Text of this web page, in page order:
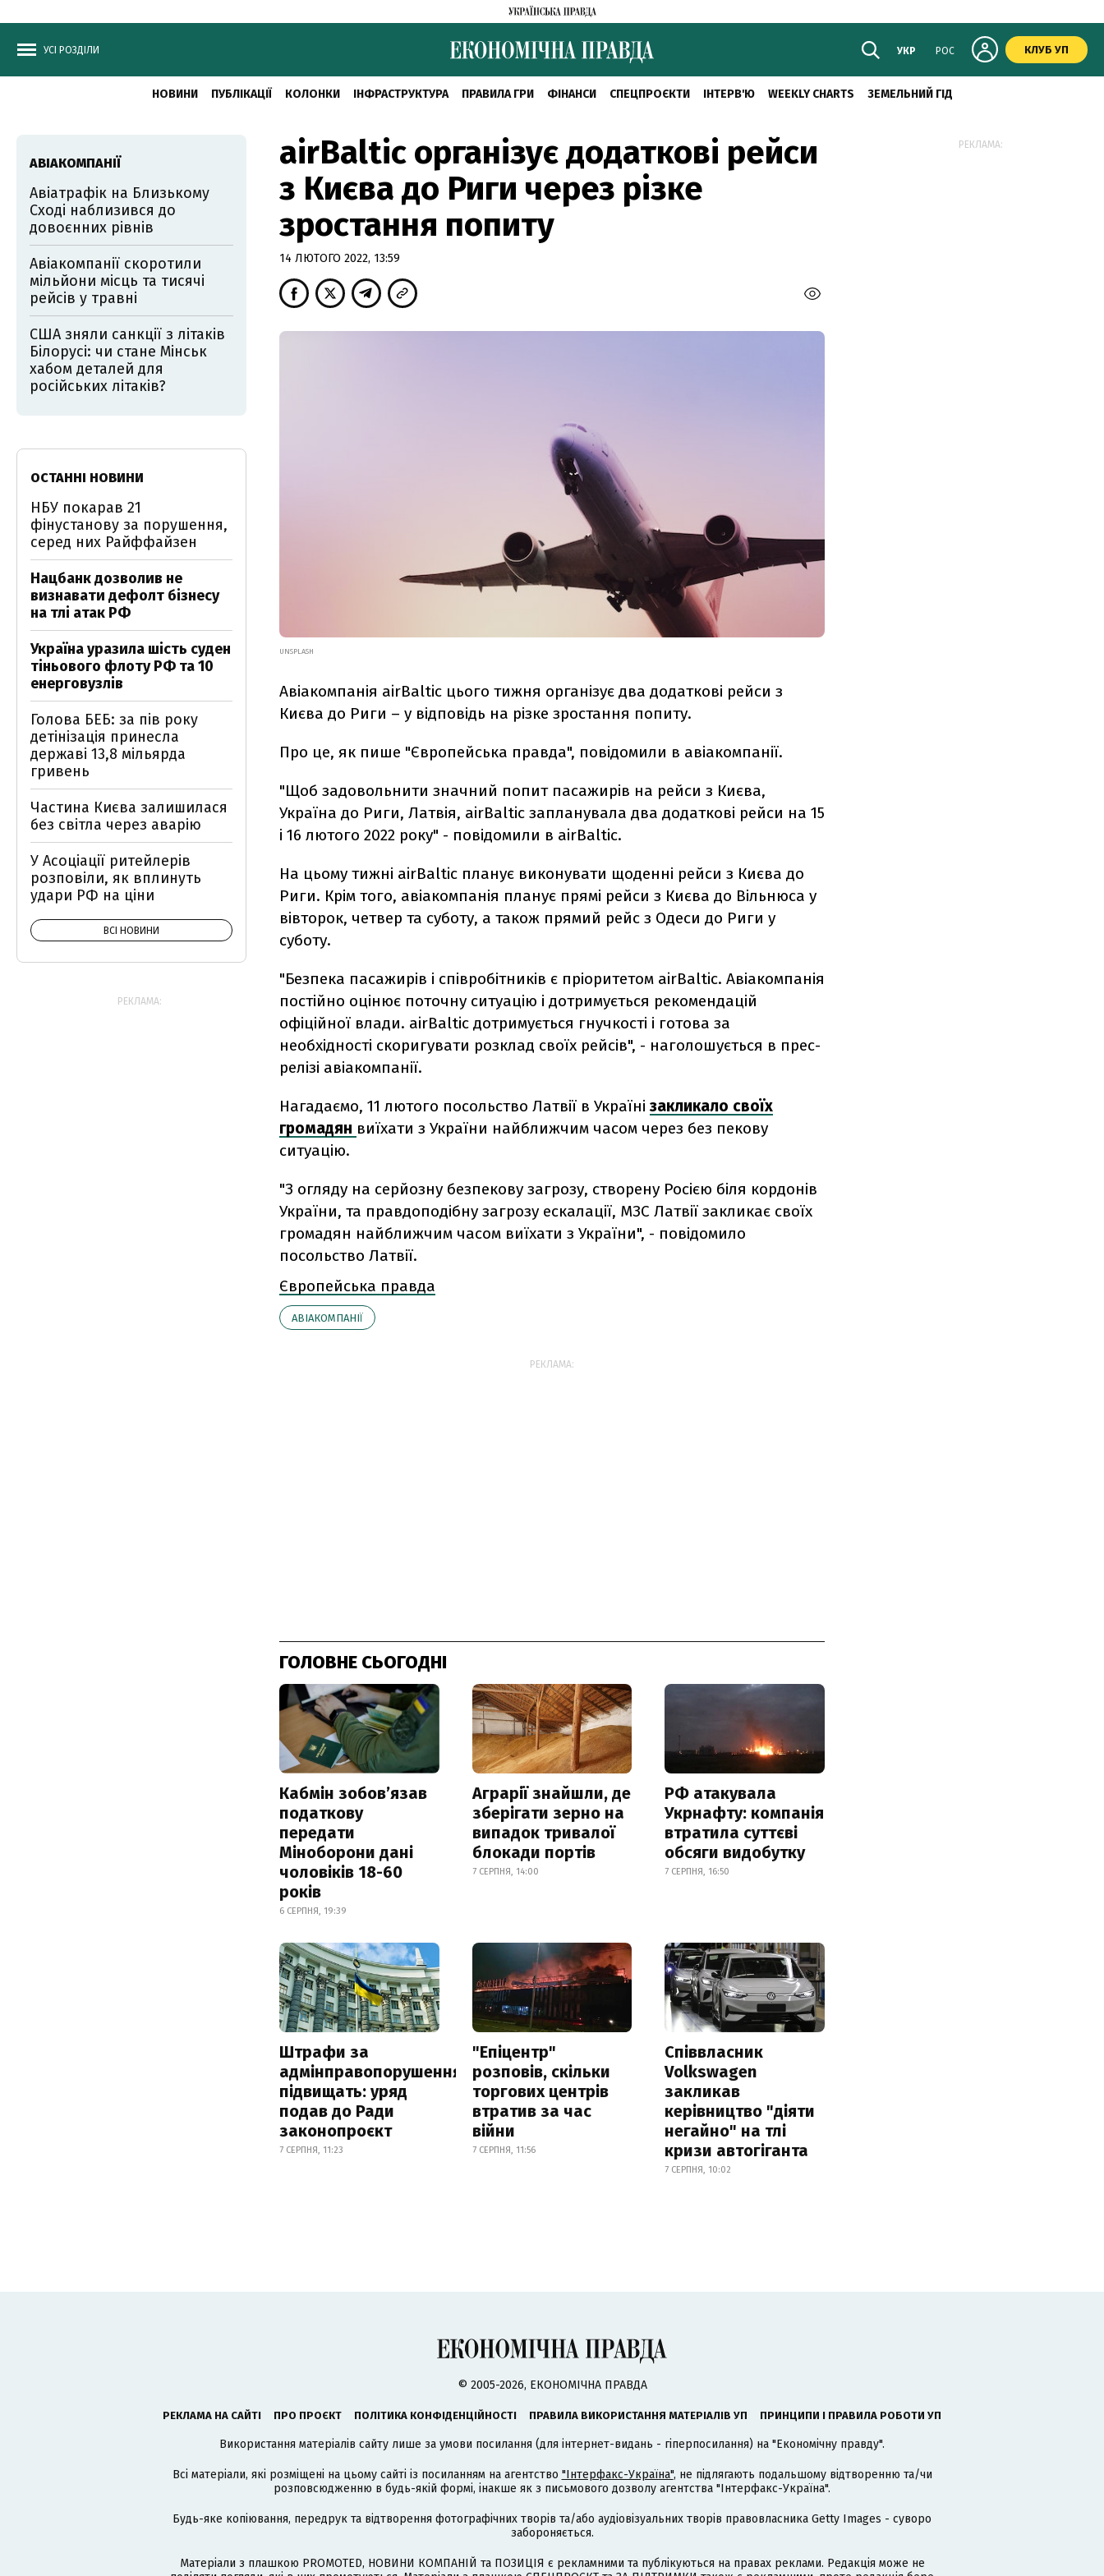
УСІ РОЗДІЛИ УКР РОС КЛУБ УП
НОВИНИ ПУБЛІКАЦІЇ КОЛОНКИ ІНФРАСТРУКТУРА ПРАВИЛА ГРИ ФІНАНСИ СПЕЦПРОЄКТИ ІНТЕРВ'Ю WEEKLY CHARTS ЗЕМЕЛЬНИЙ ГІД
airBaltic організує додаткові рейси
з Києва до Риги через різке
зростання попиту
14 ЛЮТОГО 2022, 13:59
UNSPLASH
Авіакомпанія airBaltic цього тижня організує два додаткові рейси з
Києва до Риги – у відповідь на різке зростання попиту.
Про це, як пише "Європейська правда", повідомили в авіакомпанії.
"Щоб задовольнити значний попит пасажирів на рейси з Києва,
Україна до Риги, Латвія, airBaltic запланувала два додаткові рейси на 15
і 16 лютого 2022 року" - повідомили в airBaltic.
На цьому тижні airBaltic планує виконувати щоденні рейси з Києва до
Риги. Крім того, авіакомпанія планує прямі рейси з Києва до Вільнюса у
вівторок, четвер та суботу, а також прямий рейс з Одеси до Риги у
суботу.
"Безпека пасажирів і співробітників є пріоритетом airBaltic. Авіакомпанія
постійно оцінює поточну ситуацію і дотримується рекомендацій
офіційної влади. airBaltic дотримується гнучкості і готова за
необхідності скоригувати розклад своїх рейсів", - наголошується в прес-
релізі авіакомпанії.
Нагадаємо, 11 лютого посольство Латвії в Україні закликало своїх
громадян виїхати з України найближчим часом через без пекову
ситуацію.
"З огляду на серйозну безпекову загрозу, створену Росією біля кордонів
України, та правдоподібну загрозу ескалації, МЗС Латвії закликає своїх
громадян найближчим часом виїхати з України", - повідомило
посольство Латвії.
Європейська правда
АВІАКОМПАНІЇ
РЕКЛАМА:
ГОЛОВНЕ СЬОГОДНІ
Кабмін зобовʼязав
податкову
передати
Міноборони дані
чоловіків 18-60
років
6 СЕРПНЯ, 19:39
Аграрії знайшли, де
зберігати зерно на
випадок тривалої
блокади портів
7 СЕРПНЯ, 14:00
РФ атакувала
Укрнафту: компанія
втратила суттєві
обсяги видобутку
7 СЕРПНЯ, 16:50
Штрафи за
адмінправопорушення
підвищать: уряд
подав до Ради
законопроєкт
7 СЕРПНЯ, 11:23
"Епіцентр"
розповів, скільки
торгових центрів
втратив за час
війни
7 СЕРПНЯ, 11:56
Співвласник
Volkswagen
закликав
керівництво "діяти
негайно" на тлі
кризи автогіганта
7 СЕРПНЯ, 10:02
АВІАКОМПАНІЇ
Авіатрафік на Близькому
Сході наблизився до
довоєнних рівнів
Авіакомпанії скоротили
мільйони місць та тисячі
рейсів у травні
США зняли санкції з літаків
Білорусі: чи стане Мінськ
хабом деталей для
російських літаків?
ОСТАННІ НОВИНИ
НБУ покарав 21
фінустанову за порушення,
серед них Райффайзен
Нацбанк дозволив не
визнавати дефолт бізнесу
на тлі атак РФ
Україна уразила шість суден
тіньового флоту РФ та 10
енерговузлів
Голова БЕБ: за пів року
детінізація принесла
державі 13,8 мільярда
гривень
Частина Києва залишилася
без світла через аварію
У Асоціації ритейлерів
розповіли, як вплинуть
удари РФ на ціни
ВСІ НОВИНИ
РЕКЛАМА:
РЕКЛАМА:
© 2005-2026, ЕКОНОМІЧНА ПРАВДА
РЕКЛАМА НА САЙТІ ПРО ПРОЄКТ ПОЛІТИКА КОНФІДЕНЦІЙНОСТІ ПРАВИЛА ВИКОРИСТАННЯ МАТЕРІАЛІВ УП ПРИНЦИПИ І ПРАВИЛА РОБОТИ УП
Використання матеріалів сайту лише за умови посилання (для інтернет-видань - гіперпосилання) на "Економічну правду".
Всі матеріали, які розміщені на цьому сайті із посиланням на агентство "Інтерфакс-Україна", не підлягають подальшому відтворенню та/чи
розповсюдженню в будь-якій формі, інакше як з письмового дозволу агентства "Інтерфакс-Україна".
Будь-яке копіювання, передрук та відтворення фотографічних творів та/або аудіовізуальних творів правовласника Getty Images - суворо
забороняється.
Матеріали з плашкою PROMOTED, НОВИНИ КОМПАНІЙ та ПОЗИЦІЯ є рекламними та публікуються на правах реклами. Редакція може не